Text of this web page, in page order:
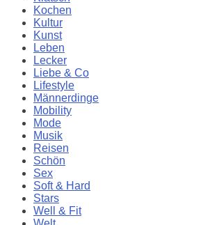
Kochen
Kultur
Kunst
Leben
Lecker
Liebe & Co
Lifestyle
Männerdinge
Mobility
Mode
Musik
Reisen
Schön
Sex
Soft & Hard
Stars
Well & Fit